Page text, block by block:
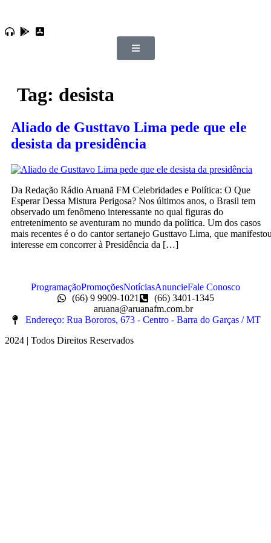
Tag: desista
Aliado de Gusttavo Lima pede que ele
desista da presidência
Da Redação Rádio Aruanã FM Celebridades e Política: O Que
Esperar Dessa Mistura Perigosa? Nos últimos anos, o Brasil tem
observado um fenômeno interessante no qual figuras do
entretenimento se aventuram no mundo da política. Um dos casos
mais recentes é o do cantor sertanejo Gusttavo Lima, que
interesse em concorrer à Presidência da […]
ProgramaçãoPromoçõesNotíciasAnuncieFale Conosco
(66) 9 9909-1021
(66) 3401-1345
aruana@aruanafm.com.br
Endereço: Rua Bororos, 673 - Centro - Barra do Garças / MT
2024 | Todos Direitos Reservados